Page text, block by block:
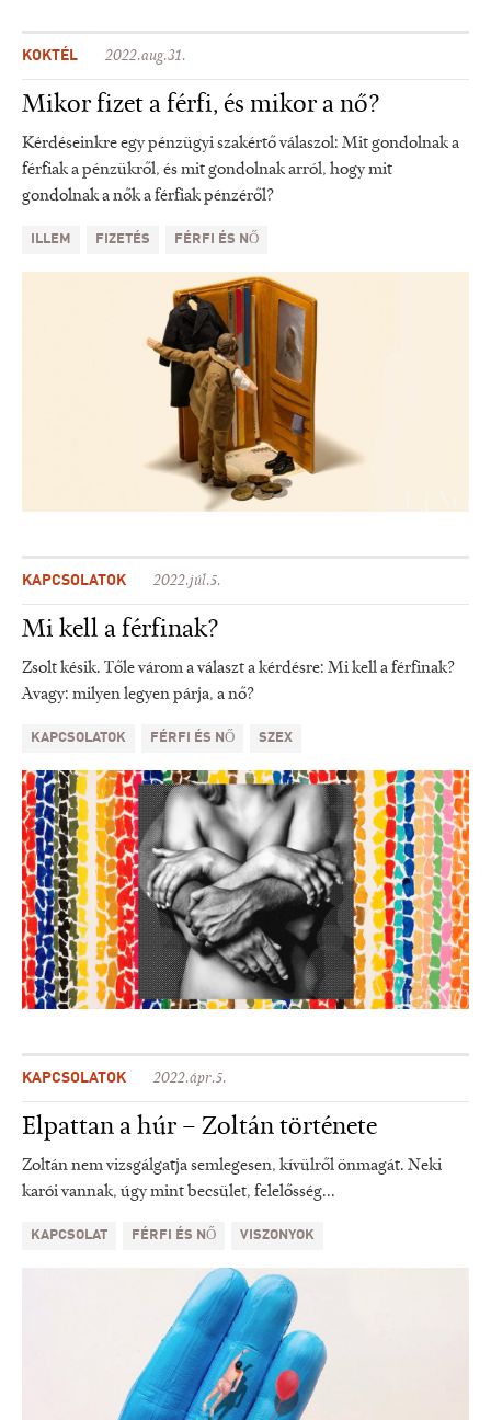
KOKTÉL 2022.aug.31.
Mikor fizet a férfi, és mikor a nő?
Kérdéseinkre egy pénzügyi szakértő válaszol: Mit gondolnak a
férfiak a pénzükről, és mit gondolnak arról, hogy mit
gondolnak a nők a férfiak pénzéről?
ILLEM FIZETÉS FÉRFI ÉS NŐ
KAPCSOLATOK 2022.júl.5.
Mi kell a férfinak?
Zsolt késik. Tőle várom a választ a kérdésre: Mi kell a férfinak?
Avagy: milyen legyen párja, a nő?
KAPCSOLATOK FÉRFI ÉS NŐ SZEX
KAPCSOLATOK 2022.ápr.5.
Elpattan a húr – Zoltán története
Zoltán nem vizsgálgatja semlegesen, kívülről önmagát. Neki
karói vannak, úgy mint becsület, felelősség...
KAPCSOLAT FÉRFI ÉS NŐ VISZONYOK